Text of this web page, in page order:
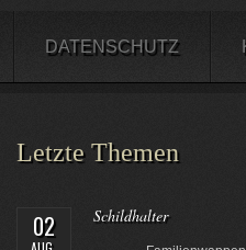
DATENSCHUTZ
Letzte Themen
02 Schildhalter